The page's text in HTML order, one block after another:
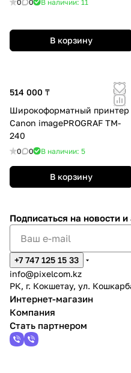
0 0 В наличии: 11
В корзину
514 000 ₸
Широкоформатный принтер
Canon imagePROGRAF TM-
240
0 0 В наличии: 5
В корзину
Подписаться на новости и
+7 747 125 15 33
info@pixelcom.kz
РК, г. Кокшетау, ул.
Интернет-магазин
Компания
Стать партнером